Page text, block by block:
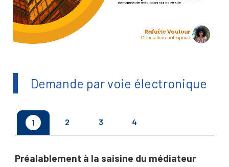
Demande par voie électronique
1 2 3 4
Préalablement à la saisine du médiateur